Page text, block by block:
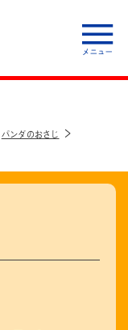
パンダのおさじ